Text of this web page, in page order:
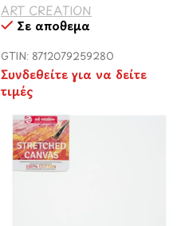
ART CREATION
Σε απόθεμα
GTIN: 8712079259280
Συνδεθείτε για να δείτε
τιμές